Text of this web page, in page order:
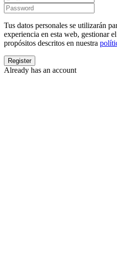
Tus datos personales se utilizarán
experiencia en esta web, gestionar
propósitos descritos en nuestra
Already has an account